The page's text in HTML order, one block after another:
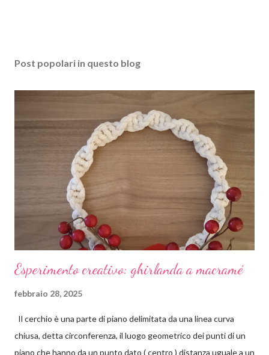
Post popolari in questo blog
Esperimento creativo: ghirlanda a macramé
febbraio 28, 2025
Il cerchio è una parte di piano delimitata da una linea curva
chiusa, detta circonferenza, il luogo geometrico dei punti di un
piano che hanno da un punto dato ( centro ) distanza uguale a un